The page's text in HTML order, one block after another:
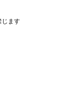
じます